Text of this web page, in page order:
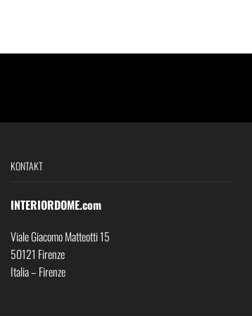
KONTAKT
INTERIORDOME.com
Viale Giacomo Matteotti 15
50121 Firenze
Italia – Firenze